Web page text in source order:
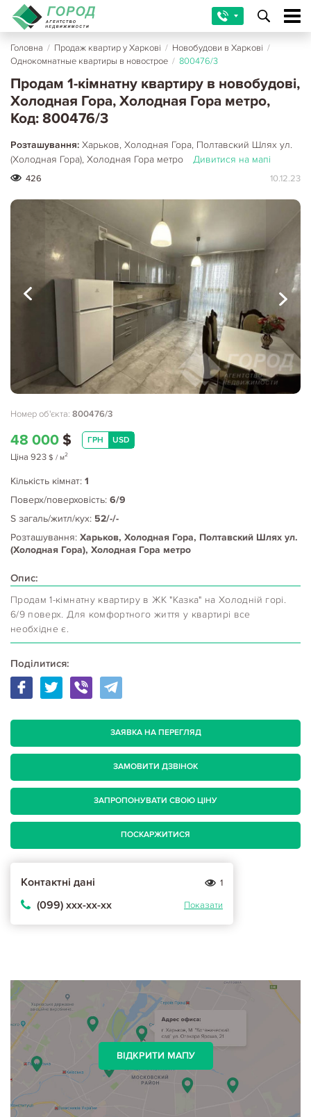
Головна / Продаж квартир у Харкові / Новобудови в Харкові /
Однокомнатные квартиры в новострое / 800476/3
Продам 1-кімнатну квартиру в новобудові,
Холодная Гора, Холодная Гора метро,
Код: 800476/3
Розташування: Харьков, Холодная Гора, Полтавский Шлях ул.
(Холодная Гора), Холодная Гора метро
Дивитися на мапі
426 10.12.23
Номер об'єкта: 800476/3
48 000 $ ГРН USD
Ціна 923 $ / м2
Кількість кімнат: 1
Поверх/поверховість: 6/9
S загаль/житл/кух: 52/-/-
Розташування: Харьков, Холодная Гора, Полтавский Шлях ул.
(Холодная Гора), Холодная Гора метро
Опис:
Продам 1-кімнатну квартиру в ЖК "Казка" на Холодній горі.
6/9 поверх. Для комфортного життя у квартирі все
необхідне є.
Поділитися:
ЗАЯВКА НА ПЕРЕГЛЯД
ЗАМОВИТИ ДЗВІНОК
ЗАПРОПОНУВАТИ СВОЮ ЦІНУ
ПОСКАРЖИТИСЯ
Контактні дані 1
(099) ххх-хх-хх Показати
ВІДКРИТИ МАПУ